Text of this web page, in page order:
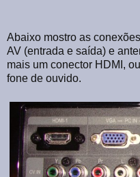
Abaixo mostro as
AV (entrada e saída) e
mais um conector HDMI,
fone de ouvido.